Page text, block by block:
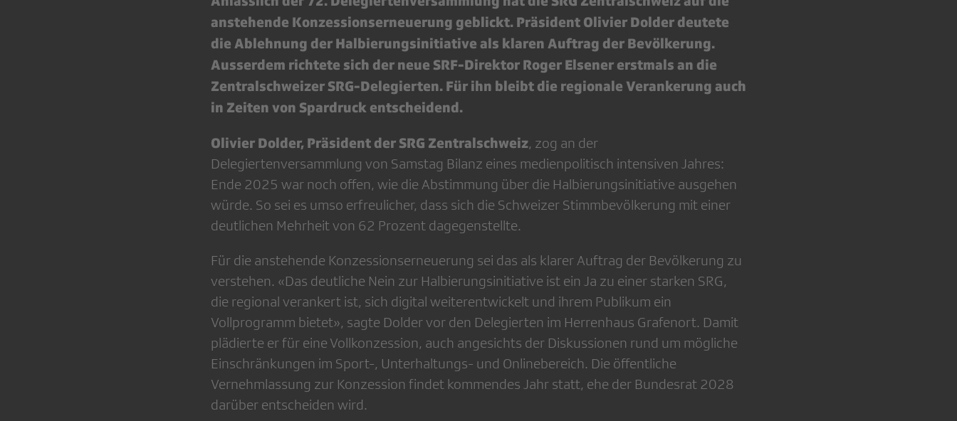
anstehende Konzessionserneuerung geblickt. Präsident Olivier Dolder deutete
die Ablehnung der Halbierungsinitiative als klaren Auftrag der Bevölkerung.
Ausserdem richtete sich der neue SRF-Direktor Roger Elsener erstmals an die
Zentralschweizer SRG-Delegierten. Für ihn bleibt die regionale Verankerung auch
in Zeiten von Spardruck entscheidend.
Olivier Dolder, Präsident der SRG Zentralschweiz, zog an der
Delegiertenversammlung von Samstag Bilanz eines medienpolitisch intensiven Jahres:
Ende 2025 war noch offen, wie die Abstimmung über die Halbierungsinitiative ausgehen
würde. So sei es umso erfreulicher, dass sich die Schweizer Stimmbevölkerung mit einer
deutlichen Mehrheit von 62 Prozent dagegenstellte.
Für die anstehende Konzessionserneuerung sei das als klarer Auftrag der Bevölkerung zu
verstehen. «Das deutliche Nein zur Halbierungsinitiative ist ein Ja zu einer starken SRG,
die regional verankert ist, sich digital weiterentwickelt und ihrem Publikum ein
Vollprogramm bietet», sagte Dolder vor den Delegierten im Herrenhaus Grafenort. Damit
plädierte er für eine Vollkonzession, auch angesichts der Diskussionen rund um mögliche
Einschränkungen im Sport-, Unterhaltungs- und Onlinebereich. Die öffentliche
Vernehmlassung zur Konzession findet kommendes Jahr statt, ehe der Bundesrat 2028
darüber entscheiden wird.